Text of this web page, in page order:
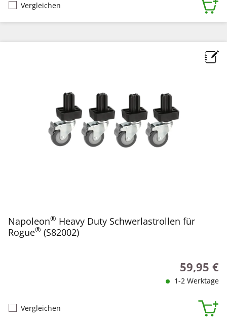
Vergleichen
Napoleon® Heavy Duty Schwerlastrollen für
Rogue® (S82002)
Regulärer
59,95 €
1-2 Werktage
Vergleichen